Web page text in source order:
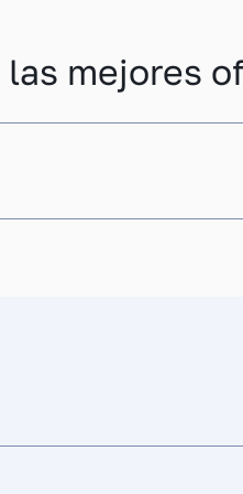
mejores